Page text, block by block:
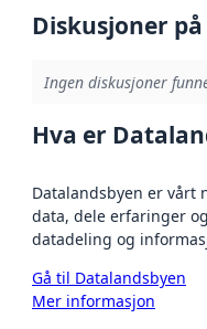
Diskusjoner
Ingen diskusjoner
Hva er
Datalandsbyen er vårt
data, dele erfaringer
datadeling og
Gå til Datalandsbyen
Mer informasjon